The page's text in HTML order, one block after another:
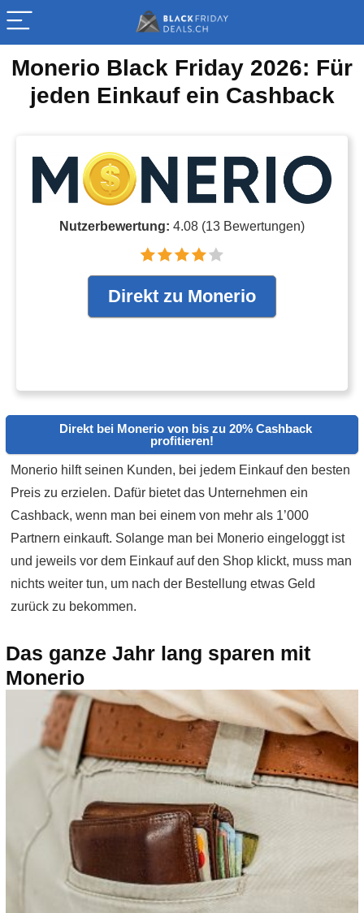
Monerio Black Friday 2026: Für
jeden Einkauf ein Cashback
Nutzerbewertung: 4.08 (13Bewertungen)
Direkt zu Monerio
Direkt bei Monerio von bis zu 20% Cashback
profitieren!
Monerio hilft seinen Kunden, bei jedem Einkauf den besten
Preis zu erzielen. Dafür bietet das Unternehmen ein
Cashback, wenn man bei einem von mehr als 1’000
Partnern einkauft. Solange man bei Monerio eingeloggt ist
und jeweils vor dem Einkauf auf den Shop klickt, muss man
nichts weiter tun, um nach der Bestellung etwas Geld
zurück zu bekommen.
Das ganze Jahr lang sparen mit
Monerio